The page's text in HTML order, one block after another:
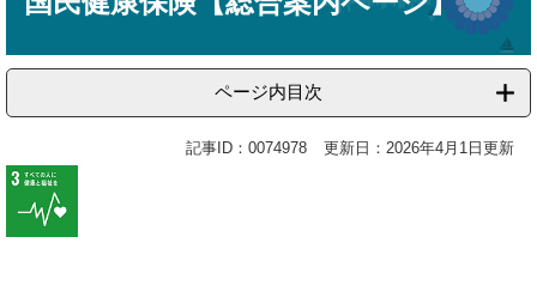
ページ内目次
記事ID：0074978 更新日：2026年4月1日更新